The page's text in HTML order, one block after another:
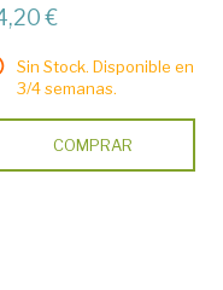
€
Sin Stock. Disponible en
3/4 semanas.
COMPRAR